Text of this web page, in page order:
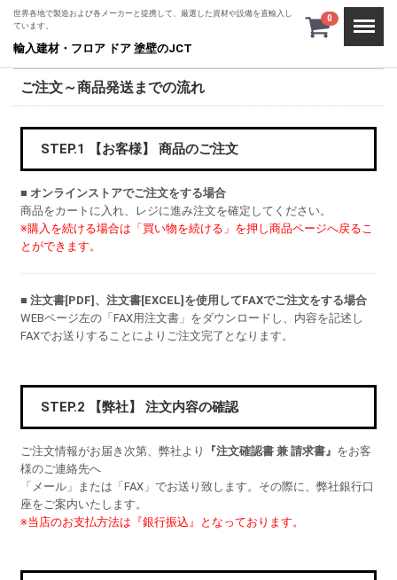
世界各地で製造および各メーカーと提携して、厳選した資材や設備を直輸入し
ています。
輸入建材・フロア ドア 塗壁のJCT
0
ご注文～商品発送までの流れ
STEP.1 【お客様】 商品のご注文
■ オンラインストアでご注文をする場合
商品をカートに入れ、レジに進み注文を確定してください。
※購入を続ける場合は「買い物を続ける」を押し商品ページへ戻るこ
とができます。
■ 注文書[PDF]、注文書[EXCEL]を使用してFAXでご注文をする場合
WEBページ左の「FAX用注文書」をダウンロードし、内容を記述し
FAXでお送りすることによりご注文完了となります。
STEP.2 【弊社】 注文内容の確認
ご注文情報がお届き次第、弊社より 『注文確認書 兼 請求書』 をお客
様のご連絡先へ
「メール」または「FAX」でお送り致します。その際に、弊社銀行口
座をご案内いたします。
※当店のお支払方法は『銀行振込』となっております。